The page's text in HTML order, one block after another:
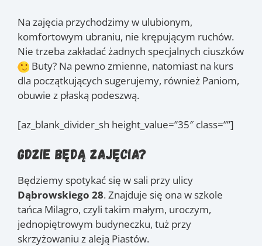
Na zajęcia przychodzimy w ulubionym,
komfortowym ubraniu, nie krępującym ruchów.
Nie trzeba zakładać żadnych specjalnych ciuszków
Buty? Na pewno zmienne, natomiast na kurs
dla początkujących sugerujemy, również Paniom,
obuwie z płaską podeszwą.
[az_blank_divider_sh height_value=”35″ class=””]
Gdzie będą zajęcia?
Będziemy spotykać się w sali przy ulicy
Dąbrowskiego 28. Znajduje się ona w szkole
tańca Milagro, czyli takim małym, uroczym,
jednopiętrowym budyneczku, tuż przy
skrzyżowaniu z aleją Piastów.